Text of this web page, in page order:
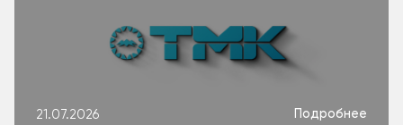
21.07.2026 Подробнее